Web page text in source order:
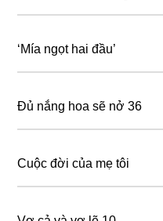
‘Mía ngọt hai đầu’
Đủ nắng hoa sẽ nở 36
Cuộc đời của mẹ tôi